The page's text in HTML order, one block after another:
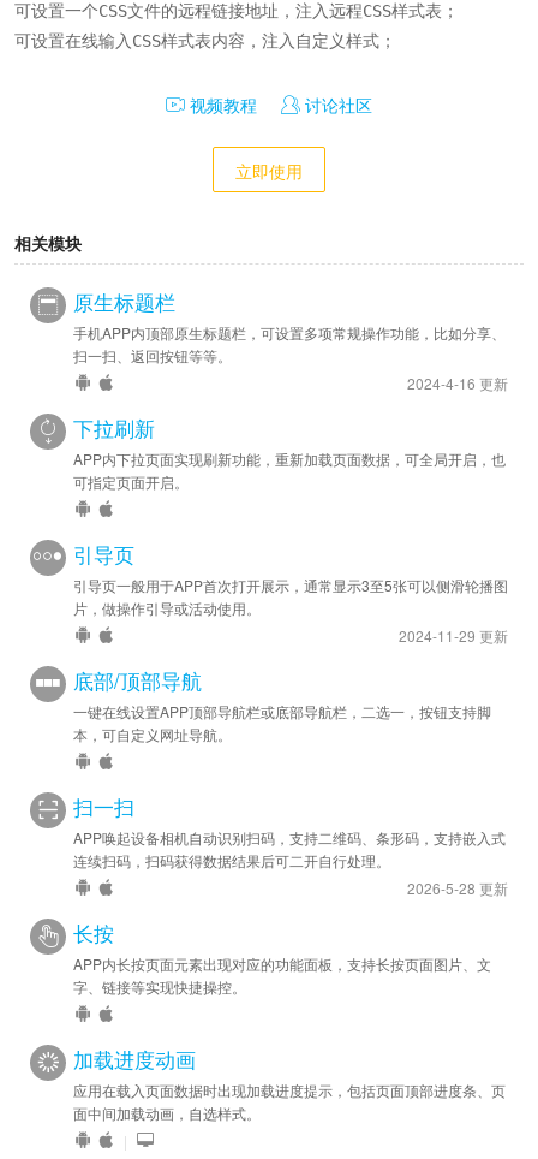
可设置一个CSS文件的远程链接地址，注入远程CSS样式表；
可设置在线输入CSS样式表内容，注入自定义样式；
视频教程 讨论社区
立即使用
相关模块
原生标题栏
手机APP内顶部原生标题栏，可设置多项常规操作功能，比如分享、
扫一扫、返回按钮等等。
2024-4-16 更新
下拉刷新
APP内下拉页面实现刷新功能，重新加载页面数据，可全局开启，也
可指定页面开启。
引导页
引导页一般用于APP首次打开展示，通常显示3至5张可以侧滑轮播图
片，做操作引导或活动使用。
2024-11-29 更新
底部/顶部导航
一键在线设置APP顶部导航栏或底部导航栏，二选一，按钮支持脚
本，可自定义网址导航。
扫一扫
APP唤起设备相机自动识别扫码，支持二维码、条形码，支持嵌入式
连续扫码，扫码获得数据结果后可二开自行处理。
2026-5-28 更新
长按
APP内长按页面元素出现对应的功能面板，支持长按页面图片、文
字、链接等实现快捷操控。
加载进度动画
应用在载入页面数据时出现加载进度提示，包括页面顶部进度条、页
面中间加载动画，自选样式。
|